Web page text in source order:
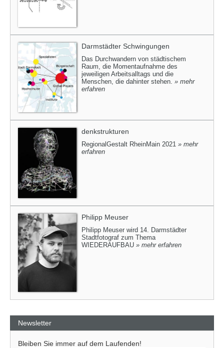
Darmstädter Schwingungen
Das Durchwandern von städtischem
Raum, die Momentaufnahme des
jeweiligen Arbeitsalltags und die
Menschen, die dahinter stehen. » mehr
erfahren
denkstrukturen
RegionalGestalt RheinMain 2021 » mehr
erfahren
Philipp Meuser
Philipp Meuser wird 14. Darmstädter
Stadtfotograf zum Thema
WIEDERAUFBAU » mehr erfahren
Newsletter
Bleiben Sie immer auf dem Laufenden!